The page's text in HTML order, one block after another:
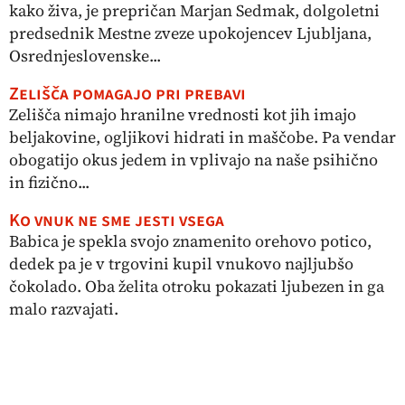
kako živa, je prepričan Marjan Sedmak, dolgoletni
predsednik Mestne zveze upokojencev Ljubljana,
Osrednjeslovenske...
Zelišča pomagajo pri prebavi
Zelišča nimajo hranilne vrednosti kot jih imajo
beljakovine, ogljikovi hidrati in maščobe. Pa vendar
obogatijo okus jedem in vplivajo na naše psihično
in fizično...
Ko vnuk ne sme jesti vsega
Babica je spekla svojo znamenito orehovo potico,
dedek pa je v trgovini kupil vnukovo najljubšo
čokolado. Oba želita otroku pokazati ljubezen in ga
malo razvajati.